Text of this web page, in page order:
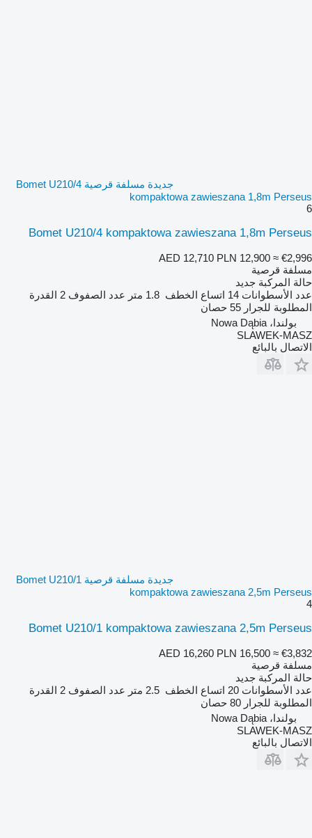
جديدة مسلفة قرصية Bomet U210/4
kompaktowa zawieszana 1,8m Perseus
6
Bomet U210/4 kompaktowa zawieszana 1,8m Perseus
AED 12,710 PLN 12,900 ≈ €2,996
مسلفة قرصية
حالة المركبة جديد
عدد الأسطوانات 14 اتساع الخطف 1.8 متر عدد الصفوف 2 القدرة
المطلوبة للجرار 55 حصان
بولندا، Nowa Dąbia
SLAWEK-MASZ
الاتصال بالبائع
جديدة مسلفة قرصية Bomet U210/1
kompaktowa zawieszana 2,5m Perseus
4
Bomet U210/1 kompaktowa zawieszana 2,5m Perseus
AED 16,260 PLN 16,500 ≈ €3,832
مسلفة قرصية
حالة المركبة جديد
عدد الأسطوانات 20 اتساع الخطف 2.5 متر عدد الصفوف 2 القدرة
المطلوبة للجرار 80 حصان
بولندا، Nowa Dąbia
SLAWEK-MASZ
الاتصال بالبائع